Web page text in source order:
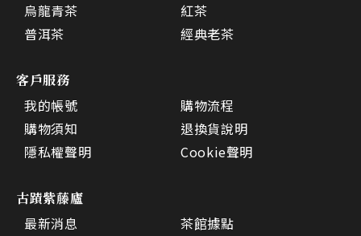
烏龍青茶
紅茶
普洱茶
經典老茶
客戶服務
我的帳號
購物流程
購物須知
退換貨說明
隱私權聲明
Cookie聲明
古蹟紫藤廬
最新消息
茶館據點